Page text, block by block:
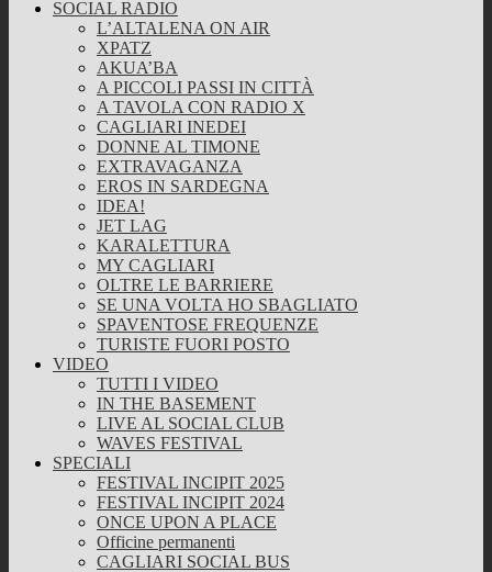
SOCIAL RADIO
L’ALTALENA ON AIR
XPATZ
AKUA’BA
A PICCOLI PASSI IN CITTÀ
A TAVOLA CON RADIO X
CAGLIARI INEDEI
DONNE AL TIMONE
EXTRAVAGANZA
EROS IN SARDEGNA
IDEA!
JET LAG
KARALETTURA
MY CAGLIARI
OLTRE LE BARRIERE
SE UNA VOLTA HO SBAGLIATO
SPAVENTOSE FREQUENZE
TURISTE FUORI POSTO
VIDEO
TUTTI I VIDEO
IN THE BASEMENT
LIVE AL SOCIAL CLUB
WAVES FESTIVAL
SPECIALI
FESTIVAL INCIPIT 2025
FESTIVAL INCIPIT 2024
ONCE UPON A PLACE
Officine permanenti
CAGLIARI SOCIAL BUS